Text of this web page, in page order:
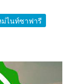
ม่ไนท์ซาฟารี